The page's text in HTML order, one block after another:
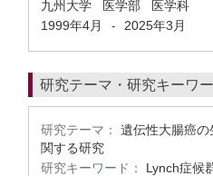
九州大学 医学部 医学科
1999年4月
- 2025年3月
研究テーマ・研究キーワ
研究テーマ：
遺伝性大腸癌の
関する研究
研究キーワード：
Lynch症候